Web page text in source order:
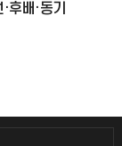
배·동기